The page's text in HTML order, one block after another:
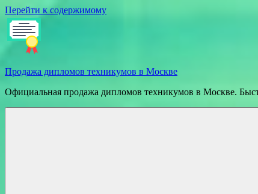
Перейти к содержимому
Продажа дипломов техникумов в Москве
Официальная продажа дипломов техникумов в Москве.